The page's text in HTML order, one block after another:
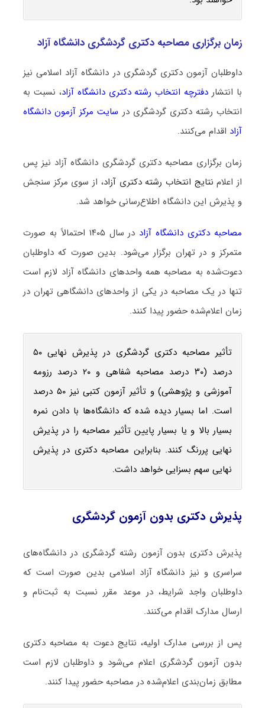
زمان برگزاری مصاحبه دکتری گردشگری دانشگاه آزاد
داوطلبان آزمون دکتری گردشگری در دانشگاه آزاد اسلامی نیز
با انتشار دفترچه انتخاب رشته دکتری دانشگاه آزاد، نسبت به
انتخاب رشته دکتری گردشگری در سایت مرکز آزمون دانشگاه
آزاد اقدام می‌کنند.
زمان برگزاری مصاحبه دکتری گردشگری دانشگاه آزاد نیز پس
از اعلام نتایج انتخاب رشته دکتری آزاد، از سوی مرکز سنجش
و پذیرش این دانشگاه اطلاع‌رسانی خواهد شد.
مصاحبه دکتری دانشگاه آزاد
در سال ۱۴۰۵ احتمالاً به صورت
متمرکز و در تهران برگزار می‌شود. بدین صورت که داوطلبان
دعوت‌شده به مصاحبه همه واحدهای دانشگاه آزاد لازم است
تنها در یک مصاحبه در یکی از واحدهای دانشگاهی تهران در
زمان اعلام‌شده حضور پیدا کنند.
تأثیر مصاحبه دکتری گردشگری در پذیرش نهایی ۵۰
درصد (۳۰ درصد مصاحبه شفاهی و ۲۰ درصد رزومه
آموزشی و پژوهشی) و تأثیر آزمون کتبی نیز ۵۰ درصد
است. اما بسیار دیده شده که دانشگاه‌ها با دادن نمره
بسیار بالا و یا بسیار پایین تأثیر مصاحبه را در پذیرش
نهایی پررنگ کنند. بنابراین مصاحبه دکتری در پذیرش
نهایی سهم بسزایی خواهد داشت.
پذیرش دکتری بدون آزمون گردشگری
پذیرش دکتری بدون آزمون رشته گردشگری در دانشگاه‌های
سراسری و نیز دانشگاه آزاد اسلامی بدین صورت است که
داوطلبان واجد شرایط، در موعد مقرر نسبت به ثبت‌نام و
ارسال مدارک اقدام می‌کنند.
پس از بررسی مدارک اولیه، نتایج دعوت به مصاحبه دکتری
بدون آزمون گردشگری اعلام می‌شود و داوطلبان لازم است
مطابق زمان‌بندی اعلام‌شده در مصاحبه حضور پیدا کنند.